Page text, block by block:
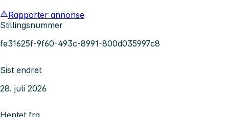
Rapporter annonse
Stillingsnummer
fe31625f-9f60-493c-8991-800d035997c8
Sist endret
28. juli 2026
Hentet fra